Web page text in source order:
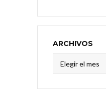
ARCHIVOS